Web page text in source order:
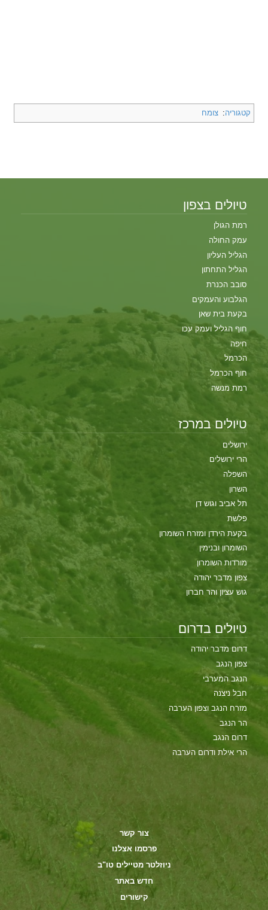
קטגוריה: צומח
טיולים בצפון
רמת הגולן
עמק החולה
הגליל העליון
הגליל התחתון
סובב הכנרת
הגלבוע והעמקים
בקעת בית שאן
חוף הגליל ועמק עכו
חיפה
הכרמל
חוף הכרמל
רמת מנשה
טיולים במרכז
ירושלים
הרי ירושלים
השפלה
השרון
תל אביב וגוש דן
פלשת
בקעת הירדן ומזרח השומרון
השומרון ובנימין
מורדות השומרון
צפון מדבר יהודה
גוש עציון והר חברון
טיולים בדרום
דרום מדבר יהודה
צפון הנגב
הנגב המערבי
חבל ניצנה
מזרח הנגב וצפון הערבה
הר הנגב
דרום הנגב
הרי אילת ודרום הערבה
צור קשר
פרסמו אצלנו
ניוזלטר מטיילים טו"ב
חדש באתר
קישורים